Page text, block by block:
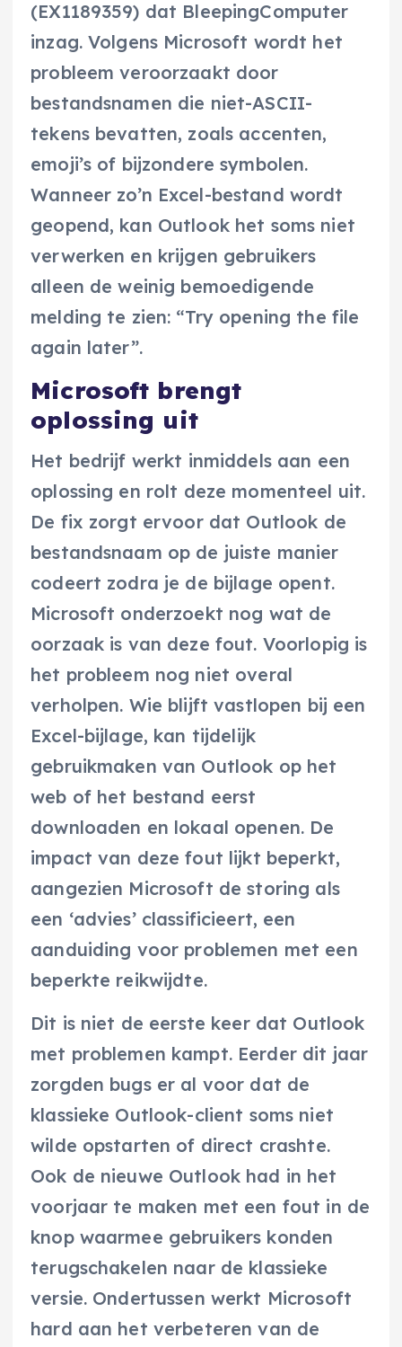
(EX1189359) dat BleepingComputer
inzag. Volgens Microsoft wordt het
probleem veroorzaakt door
bestandsnamen die niet-ASCII-
tekens bevatten, zoals accenten,
emoji’s of bijzondere symbolen.
Wanneer zo’n Excel-bestand wordt
geopend, kan Outlook het soms niet
verwerken en krijgen gebruikers
alleen de weinig bemoedigende
melding te zien: “Try opening the file
again later”.
Microsoft brengt
oplossing uit
Het bedrijf werkt inmiddels aan een
oplossing en rolt deze momenteel uit.
De fix zorgt ervoor dat Outlook de
bestandsnaam op de juiste manier
codeert zodra je de bijlage opent.
Microsoft onderzoekt nog wat de
oorzaak is van deze fout. Voorlopig is
het probleem nog niet overal
verholpen. Wie blijft vastlopen bij een
Excel-bijlage, kan tijdelijk
gebruikmaken van Outlook op het
web of het bestand eerst
downloaden en lokaal openen. De
impact van deze fout lijkt beperkt,
aangezien Microsoft de storing als
een ‘advies’ classificieert, een
aanduiding voor problemen met een
beperkte reikwijdte.
Dit is niet de eerste keer dat Outlook
met problemen kampt. Eerder dit jaar
zorgden bugs er al voor dat de
klassieke Outlook-client soms niet
wilde opstarten of direct crashte.
Ook de nieuwe Outlook had in het
voorjaar te maken met een fout in de
knop waarmee gebruikers konden
terugschakelen naar de klassieke
versie. Ondertussen werkt Microsoft
hard aan het verbeteren van de